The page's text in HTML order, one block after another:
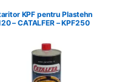
KPF pentru Plastehn
– CATALFER – KPF250